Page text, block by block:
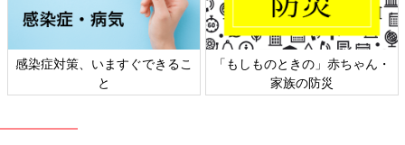
日本外来小児科学会リーフレッ
ト検討会
六星占術 細木かおりさんの人生
相談